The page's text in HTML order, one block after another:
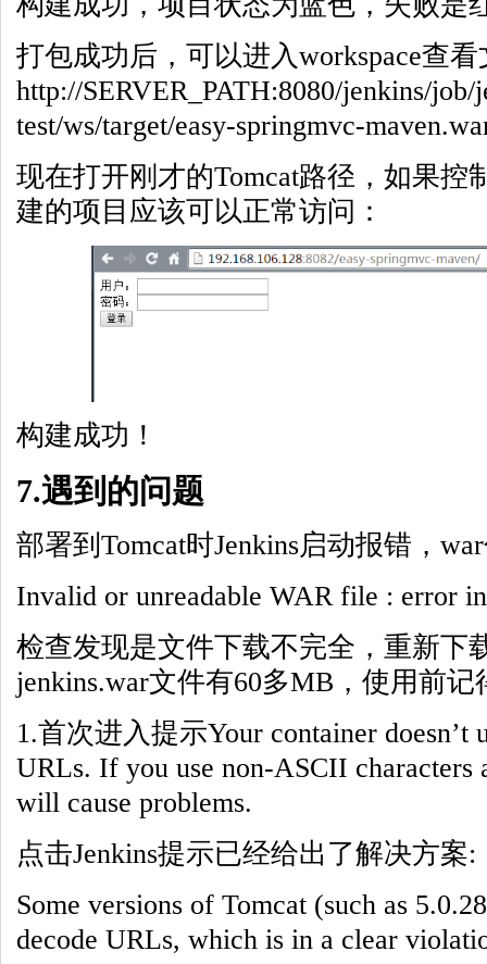
打包成功后，可以进入workspace查
http://SERVER_PATH:8080/jenkins/job/
test/ws/target/easy-springmvc-
现在打开刚才的Tomcat路径，如果控
建的项目应该可以正常访问：
构建成功！
7.遇到的问题
部署到Tomcat时Jenkins启动报错，
Invalid or unreadable WAR file : error
检查发现是文件下载不完全，重新下
jenkins.war文件有60多MB，使用前
1.首次进入提示Your container doesn’t
URLs. If you use non-ASCII characters
will cause problems.
点击Jenkins提示已经给出了解决方案:
Some versions of Tomcat (such as
decode URLs, which is in a clear